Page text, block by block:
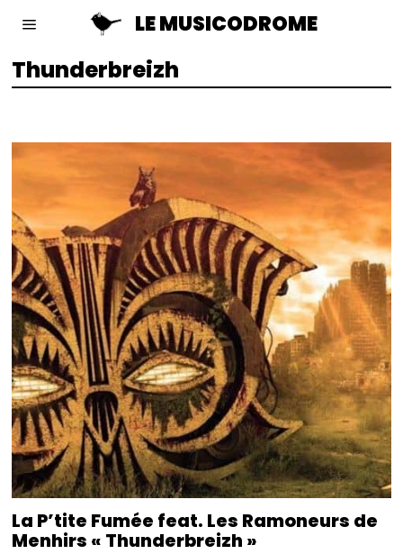
LE MUSICODROME
Thunderbreizh
La P’tite Fumée feat. Les Ramoneurs de
Menhirs « Thunderbreizh »